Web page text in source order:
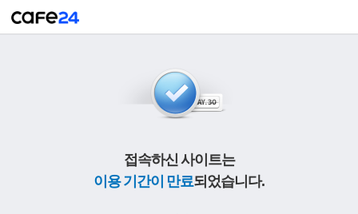
접속하신 사이트는
이용 기간이 만료되었습니다.